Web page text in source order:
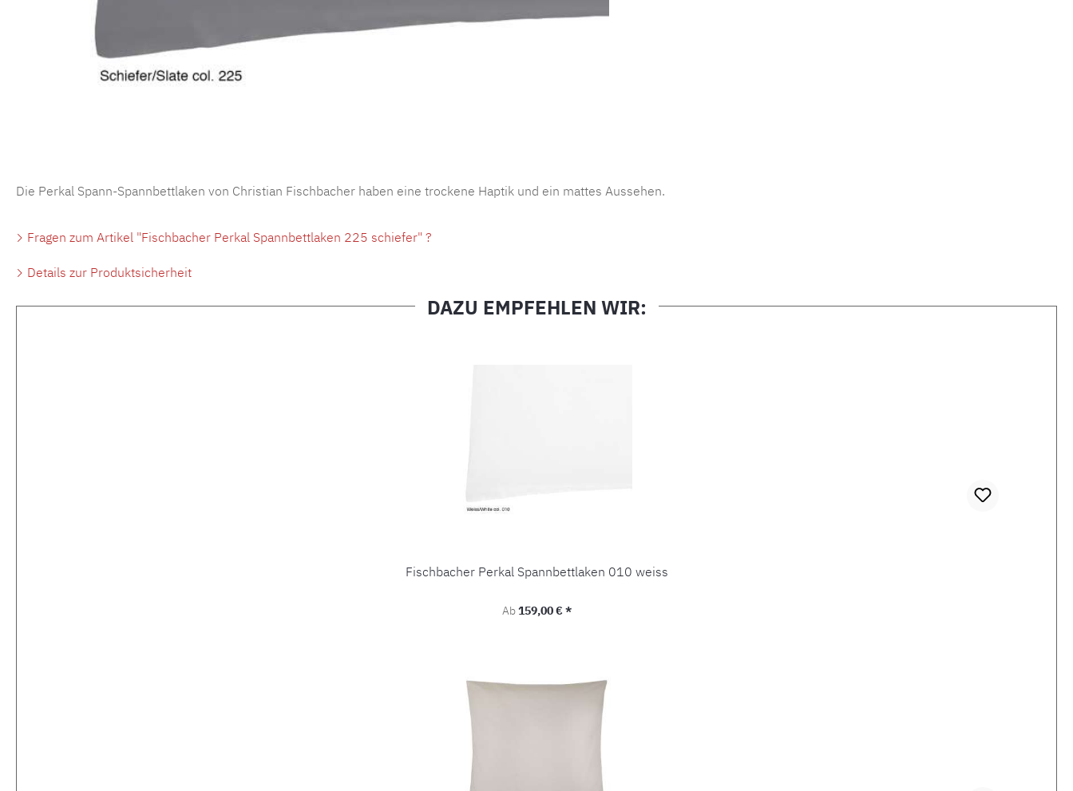
Die Perkal Spann-Spannbettlaken von Christian Fischbacher haben eine trockene Haptik und ein mattes Aussehen.
Fragen zum Artikel "Fischbacher Perkal Spannbettlaken 225 schiefer" ?
Details zur Produktsicherheit
DAZU EMPFEHLEN WIR:
Fischbacher Perkal Spannbettlaken 010 weiss
Regulärer Preis:
Ab159,00 € *